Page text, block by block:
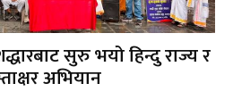
सुरु भयो हिन्दु राज्य र
अभियान